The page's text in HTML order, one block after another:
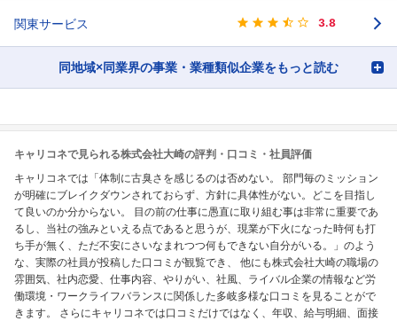
関東サービス 3.8
同地域×同業界の事業・業種類似企業をもっと読む
キャリコネで見られる株式会社大崎の評判・口コミ・社員評価
キャリコネでは「体制に古臭さを感じるのは否めない。 部門毎のミッション
が明確にブレイクダウンされておらず、方針に具体性がない。どこを目指し
て良いのか分からない。 目の前の仕事に愚直に取り組む事は非常に重要であ
るし、当社の強みといえる点であると思うが、現業が下火になった時何も打
ち手が無く、ただ不安にさいなまれつつ何もできない自分がいる。」のよう
な、実際の社員が投稿した口コミが観覧でき、 他にも株式会社大崎の職場の
雰囲気、社内恋愛、仕事内容、やりがい、社風、ライバル企業の情報など労
働環境・ワークライフバランスに関係した多岐多様な口コミを見ることがで
きます。 さらにキャリコネでは口コミだけではなく、年収、給与明細、面接